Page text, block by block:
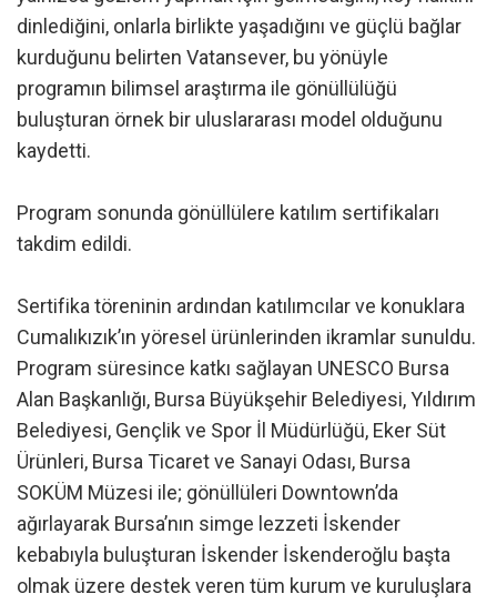
dinlediğini, onlarla birlikte yaşadığını ve güçlü bağlar
kurduğunu belirten Vatansever, bu yönüyle
programın bilimsel araştırma ile gönüllülüğü
buluşturan örnek bir uluslararası model olduğunu
kaydetti.
Program sonunda gönüllülere katılım sertifikaları
takdim edildi.
Sertifika töreninin ardından katılımcılar ve konuklara
Cumalıkızık’ın yöresel ürünlerinden ikramlar sunuldu.
Program süresince katkı sağlayan UNESCO Bursa
Alan Başkanlığı, Bursa Büyükşehir Belediyesi, Yıldırım
Belediyesi, Gençlik ve Spor İl Müdürlüğü, Eker Süt
Ürünleri, Bursa Ticaret ve Sanayi Odası, Bursa
SOKÜM Müzesi ile; gönüllüleri Downtown’da
ağırlayarak Bursa’nın simge lezzeti İskender
kebabıyla buluşturan İskender İskenderoğlu başta
olmak üzere destek veren tüm kurum ve kuruluşlara